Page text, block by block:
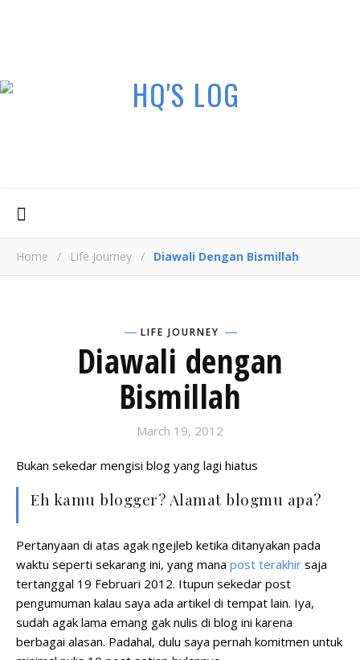
Home / Life Journey / Diawali Dengan Bismillah
LIFE JOURNEY
Diawali dengan
Bismillah
March 19, 2012
Bukan sekedar mengisi blog yang lagi hiatus
Eh kamu blogger? Alamat blogmu apa?
Pertanyaan di atas agak ngejleb ketika ditanyakan pada
waktu seperti sekarang ini, yang mana post terakhir saja
tertanggal 19 Februari 2012. Itupun sekedar post
pengumuman kalau saya ada artikel di tempat lain. Iya,
sudah agak lama emang gak nulis di blog ini karena
berbagai alasan. Padahal, dulu saya pernah komitmen untuk